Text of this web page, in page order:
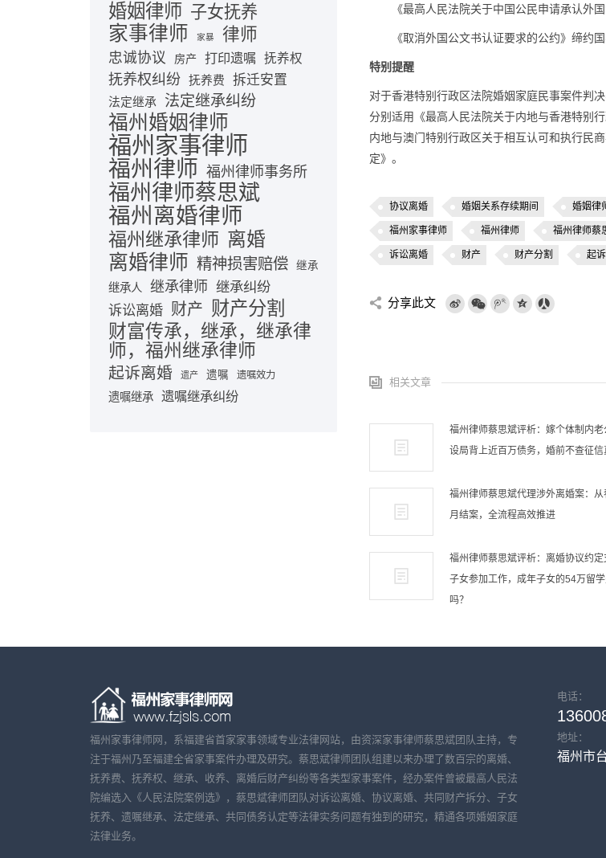
《最高人民法院关于中国公民申请承认外
《取消外国公文书认证要求的公约》缔约
特别提醒
对于香港特别行政区法院婚姻家庭民事案件判
分别适用《最高人民法院关于内地与香港特别
内地与澳门特别行政区关于相互认可和执行民
定》。
协议离婚 婚姻关系存续期间 婚姻律
福州家事律师 福州律师 福州律师蔡
诉讼离婚 财产 财产分割 起
分享此文
相关文章
福州律师蔡思斌评析：嫁个体制内
设局背上近百万债务，婚前不查征信
福州律师蔡思斌代理涉外离婚案：
月结案，全流程高效推进
福州律师蔡思斌评析：离婚协议约定
子女参加工作，成年子女的54万留
吗？
婚姻律师 子女抚养
家事律师 家暴 律师
忠诚协议 房产 打印遗嘱 抚养权
抚养权纠纷 抚养费 拆迁安置
法定继承 法定继承纠纷
福州婚姻律师
福州家事律师
福州律师 福州律师事务所
福州律师蔡思斌
福州离婚律师
福州继承律师 离婚
离婚律师 精神损害赔偿 继承
继承人 继承律师 继承纠纷
诉讼离婚 财产 财产分割
财富传承，继承，继承律
师，福州继承律师
起诉离婚 遗产 遗嘱 遗嘱效力
遗嘱继承 遗嘱继承纠纷
福州家事律师网，系福建省首家家事领域专业法律网站，由资深家事律师蔡思斌团队主持，专
注于福州乃至福建全省家事案件办理及研究。蔡思斌律师团队组建以来办理了数百宗的离婚、
抚养费、抚养权、继承、收养、离婚后财产纠纷等各类型家事案件，经办案件曾被最高人民法
院编选入《人民法院案例选》，蔡思斌律师团队对诉讼离婚、协议离婚、共同财产拆分、子女
抚养、遗嘱继承、法定继承、共同债务认定等法律实务问题有独到的研究，精通各项婚姻家庭
法律业务。
电话：
地址：
福州市